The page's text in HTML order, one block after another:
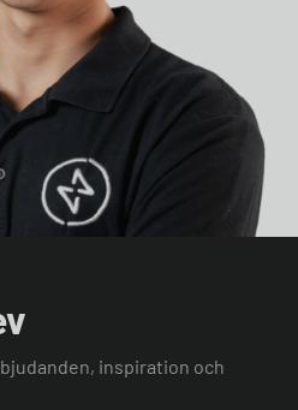
inspiration och